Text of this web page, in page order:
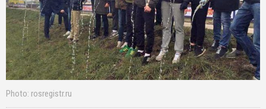
Photo: rosregistr.ru